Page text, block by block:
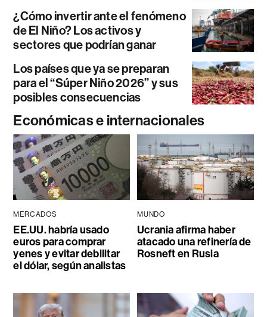
¿Cómo invertir ante el fenómeno
de El Niño? Los activos y
sectores que podrían ganar
Los países que ya se preparan
para el “Súper Niño 2026” y sus
posibles consecuencias
Económicas e internacionales
MERCADOS
EE.UU. habría usado
euros para comprar
yenes y evitar debilitar
el dólar, según analistas
MUNDO
Ucrania afirma haber
atacado una refinería de
Rosneft en Rusia